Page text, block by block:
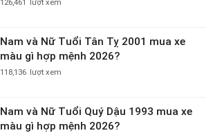
126,461 lượt xem
Nam và Nữ Tuổi Tân Tỵ 2001 mua xe
màu gì hợp mệnh 2026?
118,136 lượt xem
Nam và Nữ Tuổi Quý Dậu 1993 mua xe
màu gì hợp mệnh 2026?